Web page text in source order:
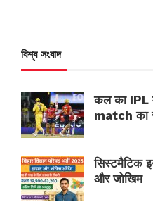
বিশ্ব সংবাদ
कल का
match का
सिस्टमैटिक
और जोखिम